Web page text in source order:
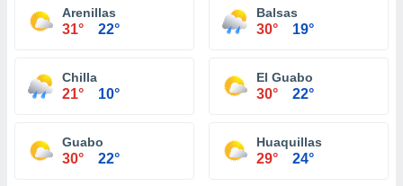
Arenillas
31° 22°
Balsas
30° 19°
Chilla
21° 10°
El Guabo
30° 22°
Guabo
30° 22°
Huaquillas
29° 24°